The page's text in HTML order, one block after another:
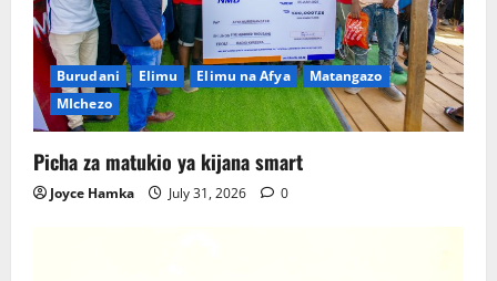
Burudani Elimu Elimu na Afya
Matangazo
MIchezo
Picha za matukio ya kijana smart
Joyce Hamka July 31, 2026 0